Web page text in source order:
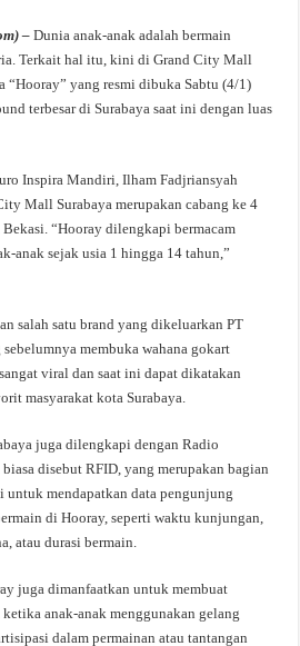
– Dunia anak-anak adalah bermain
Terkait hal itu, kini di Grand City Mall
“Hooray” yang resmi dibuka Sabtu (4/1)
terbesar di Surabaya saat ini dengan luas
Inspira Mandiri, Ilham Fadjriansyah
Mall Surabaya merupakan cabang ke 4
“Hooray dilengkapi bermacam
anak sejak usia 1 hingga 14 tahun,”
salah satu brand yang dikeluarkan PT
membuka wahana gokart
viral dan saat ini dapat dikatakan
masyarakat kota Surabaya.
juga dilengkapi dengan Radio
disebut RFID, yang merupakan bagian
untuk mendapatkan data pengunjung
di Hooray, seperti waktu kunjungan,
atau durasi bermain.
juga dimanfaatkan untuk membuat
anak-anak menggunakan gelang
dalam permainan atau tantangan